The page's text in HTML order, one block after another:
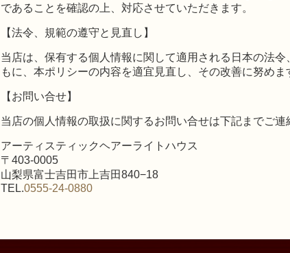
であることを確認の上、対応させていただきます。
【法令、規範の遵守と見直し】
当店は、保有する個人情報に関して適用される日本の法令
もに、本ポリシーの内容を適宜見直し、その改善に努めま
【お問い合せ】
当店の個人情報の取扱に関するお問い合せは下記までご連
アーティスティックヘアーライトハウス
〒403-0005
山梨県富士吉田市上吉田840−18
TEL.0555-24-0880